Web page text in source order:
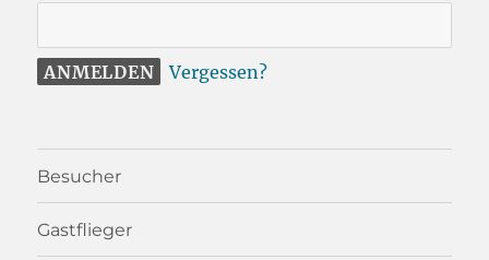
Vergessen?
Besucher
Gastflieger